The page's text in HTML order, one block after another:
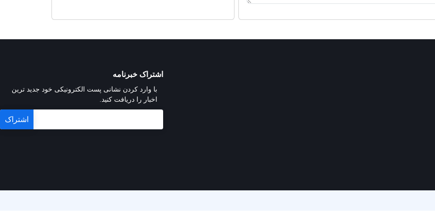
اشتراک خبرنامه
با وارد کردن نشانی پست الکترونیکی خود جدید ترین
اخبار را دریافت کنید.